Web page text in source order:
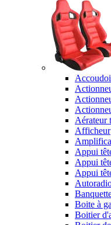
Aérateur
Afficheur
Appui
Appui
Appui
Boite à
Boitier